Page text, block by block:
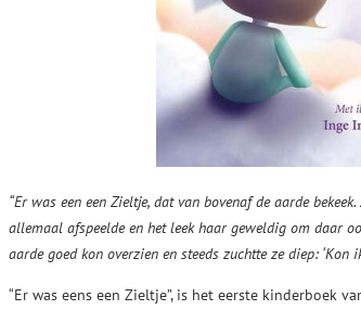
“Er was een een Zieltje, dat van bovenaf de aarde
allemaal afspeelde en het leek haar geweldig om daar
aarde goed kon overzien en steeds zuchtte ze diep:
“Er was eens een Zieltje”, is het eerste kinderboek